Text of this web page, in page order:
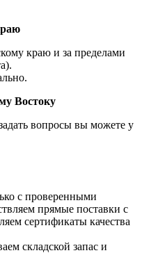
краю и за пределами
Востоку
вопросы вы можете у
с проверенными
прямые поставки с
сертификаты качества
складской запас и